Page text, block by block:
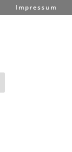
Impressum